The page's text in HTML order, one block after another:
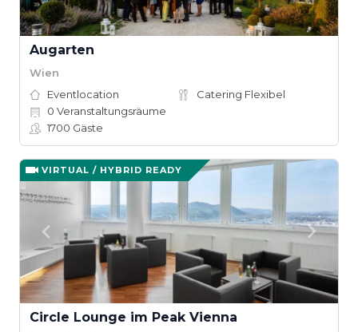
Augarten
Wien
Eventlocation
Catering Flexibel
0 Veranstaltungsräume
1700 Gäste
VIRTUAL / HYBRID READY
Circle Lounge im Peak Vienna